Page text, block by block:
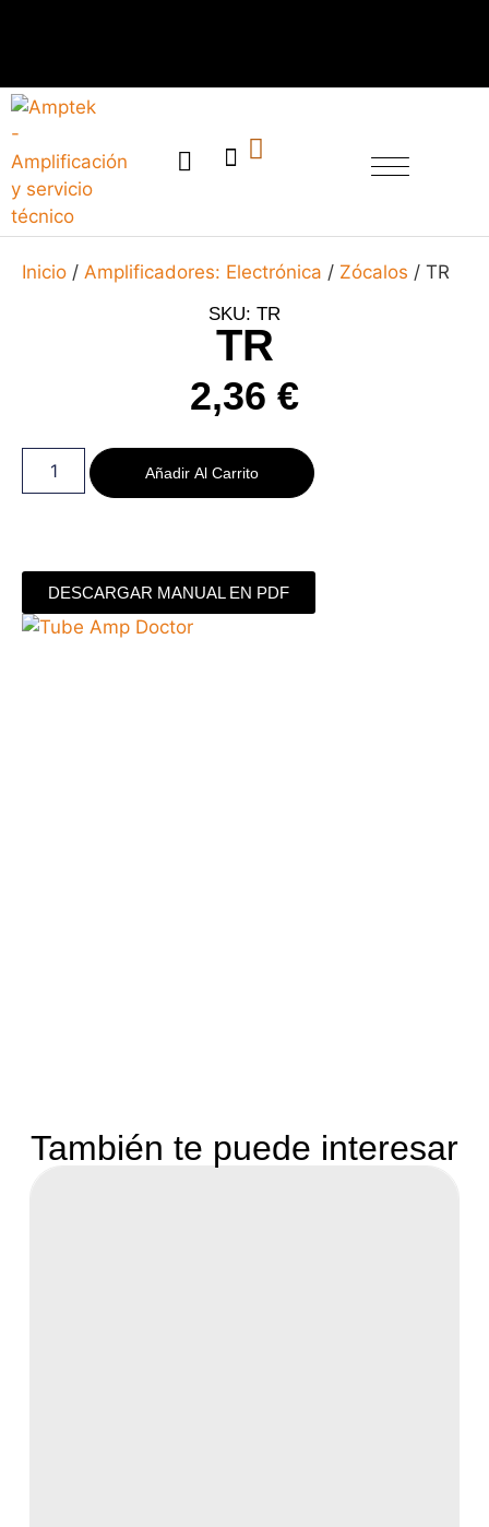
Inicio / Amplificadores: Electrónica / Zócalos / TR
SKU: TR
TR
2,36 €
Añadir Al Carrito
DESCARGAR MANUAL EN PDF
También te puede interesar